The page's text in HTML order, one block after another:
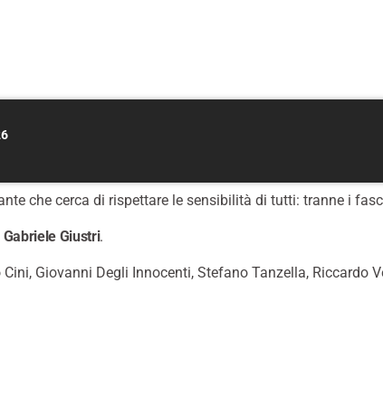
che cerca di rispettare le sensibilità di tutti: tranne i
Giustri.
Giovanni Degli Innocenti, Stefano Tanzella, Riccardo